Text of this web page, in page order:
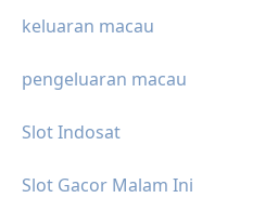
keluaran macau
pengeluaran macau
Slot Indosat
Slot Gacor Malam Ini